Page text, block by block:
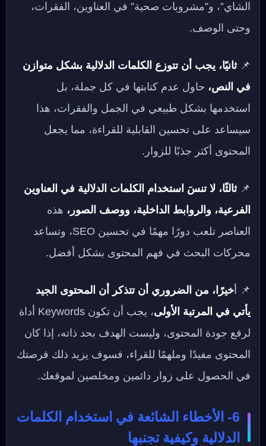
الشاي”، و”مشروبات صحية” في العناوين، الفقرات،
وحتى الوصف.
📌ثانيًا، يجب أن تتوزع الكلمات الدلالية بشكل متوازن
في النص، حاول عدم كتابتها في كل جملة، بل
استخدمها بشكل طبيعي في الجمل والفقرات، هذا
سيساعد على تحسين القابلية للقراءة، مما يجعل
المحتوى أكثر جذبًا للزوار.
📌ثالثًا، لا تنسَ استخدام الكلمات الدلالية في العناوين
الفرعية، والروابط الداخلية، ووصف الصور، هذه
العناصر تلعب دورًا مهمًا في تحسين SEO، وتساعد
محركات البحث في فهم المحتوى بشكل أفضل.
📌 أ خيرًا، من الضروري أن تتذكر أن المحتوى الجيد
يأتي في المرتبة الأولى
، يجب أن تكون Keywords أداة
لرفع جودة المحتوى، وليست الهدف بحد ذاته، إذا كان
المحتوى مفيدًا وملهمًا للقراء، فسوف يزيد ذلك فرصتك
في الحصول على زوار دائمين ومخلصين لموقعك.
6- الأخطاء الشائعة في استخدام الكلمات
الدلالية وكيفية تجنبها